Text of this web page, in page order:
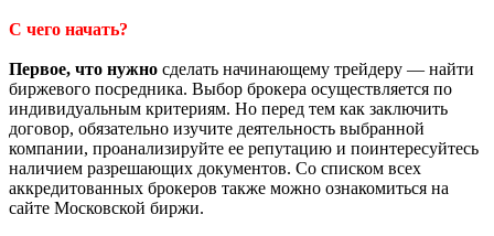
С чего начать?
Первое, что нужно сделать начинающему трейдеру — найти
биржевого посредника. Выбор брокера осуществляется по
индивидуальным критериям. Но перед тем как заключить
договор, обязательно изучите деятельность выбранной
компании, проанализируйте ее репутацию и поинтересуйтесь
наличием разрешающих документов. Со списком всех
аккредитованных брокеров также можно ознакомиться на
сайте Московской биржи.